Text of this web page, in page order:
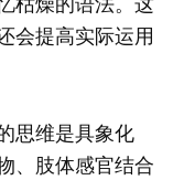
会提高实际运用
思维是具象化
、肢体感官结合